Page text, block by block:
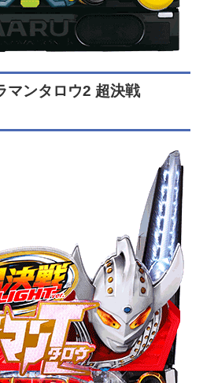
ンタロウ2 超決戦